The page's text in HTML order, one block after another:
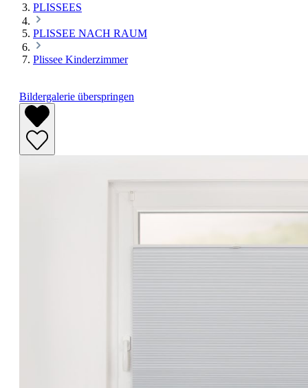
PLISSEES
PLISSEE NACH RAUM
Plissee Kinderzimmer
Bildergalerie überspringen